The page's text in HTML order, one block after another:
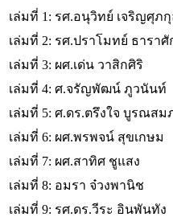
เล่มที่ 1: รศ.อนุวิทย์ เจริญศุภ
เล่มที่ 2: รศ.ปราโมทย์ ธาราศั
เล่มที่ 3: ผศ.เด่น วาสิกศิริ
เล่มที่ 4: ศ.จรัญพัฒน์ ภูวนันท์
เล่มที่ 5: ศ.ดร.ตรึงใจ บูรณสม
เล่มที่ 6: ผศ.พรพจน์ สุขเกษม
เล่มที่ 7: ผศ.สาทิศ ชูแสง
เล่มที่ 8: อมรา จ๋วงพานิช
เล่มที่ 9: รศ.ดร.วีระ อินพันทัง